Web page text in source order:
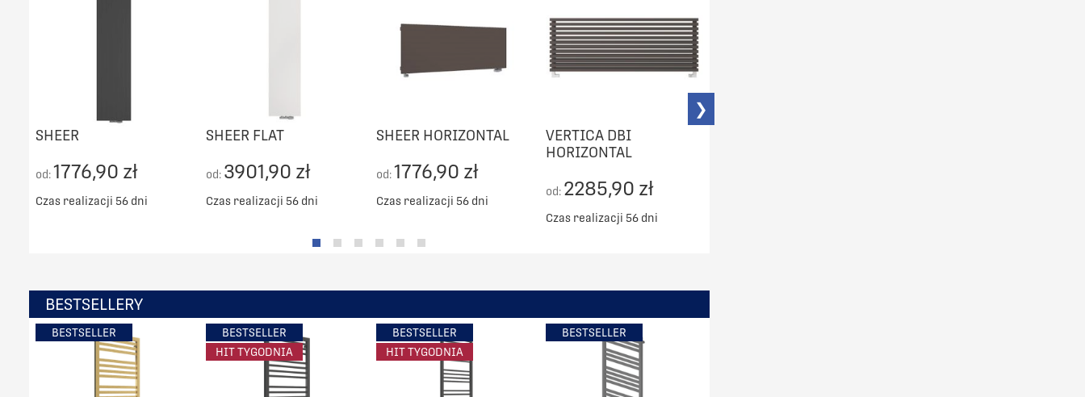
SHEER
od:1776,90 zł
Czas realizacji 56 dni
SHEER FLAT
od: 3901,90 zł
Czas realizacji 56 dni
SHEER HORIZONTAL
od:1776,90 zł
Czas realizacji 56 dni
VERTICA DBI
HORIZONTAL
od: 2285,90 zł
Czas realizacji 56 dni
❯
BESTSELLERY
BESTSELLER
BESTSELLER
HIT TYGODNIA
BESTSELLER
HIT TYGODNIA
BESTSELLER